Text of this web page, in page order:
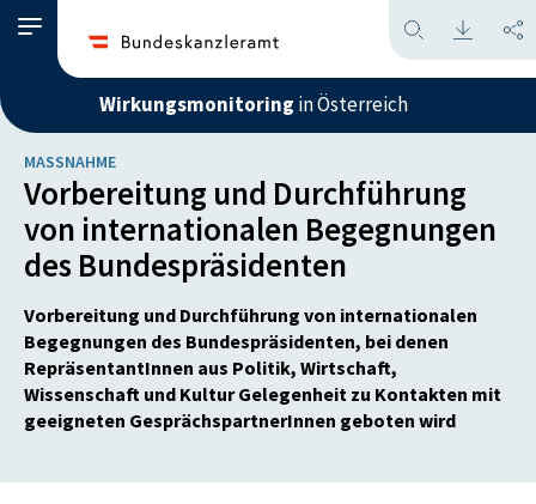
Wirkungsmonitoring in Österreich
MASSNAHME
Vorbereitung und Durchführung
von internationalen Begegnungen
des Bundespräsidenten
Vorbereitung und Durchführung von internationalen
Begegnungen des Bundespräsidenten, bei denen
RepräsentantInnen aus Politik, Wirtschaft,
Wissenschaft und Kultur Gelegenheit zu Kontakten mit
geeigneten GesprächspartnerInnen geboten wird